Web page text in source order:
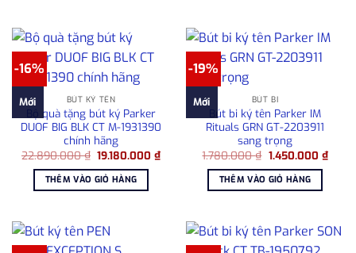
-16%
Mới BÚT KÝ TÊN
Bộ quà tặng bút ký Parker
DUOF BIG BLK CT M-1931390
chính hãng
22.890.000₫ Giá
là:
22.890.000 ₫.
19.180.000₫Giá
hiện
19.180.000 ₫.
THÊM VÀO GIỎ HÀNG
-19%
Mới BÚT BI
Bút bi ký tên Parker IM
Rituals GRN GT-2203911
sang trọng
1.780.000₫ Giá
là:
1.780.000 ₫.
1.450.000 ₫Giá
hiện
THÊM VÀO GIỎ HÀNG